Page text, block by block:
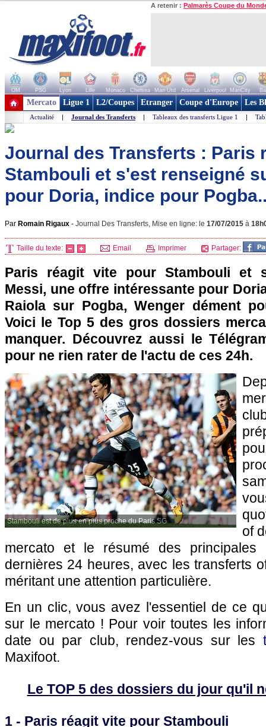
A retenir : Palmarès Coupe du
OM PSG Lyon Lille Monaco Chelsea Man Utd Arsenal Liverpool ManCity
+ de clubs
Mercato Ligue 1 L2/Coupes Etranger Coupe d'Europe Les
Actualité | Journal des Transferts | Tableaux des transferts Ligue 1 |
Journal des Transferts : Paris
Stambouli et s'est renseigné
pour Doria, indice pour
Par Romain Rigaux - Journal Des Transferts, Mise en ligne: le 17/07/2015 à
Taille du texte: Email Imprimer Partager:
Paris réagit vite pour Stambouli et
Messi, une offre intéressante pour
Raiola sur Pogba, Wenger dément
Voici le Top 5 des gros dossiers
manquer. Découvrez aussi le
pour ne rien rater de l'actu de ces 24h.
Stambouli est de plus en plus proche du Paris SG
of
mercato et le résumé des principales
dernières 24 heures, avec les transferts
méritant une attention particulière.
En un clic, vous avez l'essentiel de ce
sur le mercato ! Pour voir toutes les
date ou par club, rendez-vous sur les
Maxifoot.
Le TOP 5 des dossiers du jour qu'il
1 - Paris réagit vite pour Stambouli